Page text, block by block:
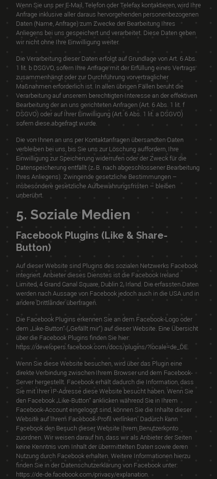
Wenn Sie uns per E-Mail, Telefon oder Telefax kontaktieren, wird Ihre
Anfrage inklusive aller daraus hervorgehenden personenbezogenen
Daten (Name, Anfrage) zum Zwecke der Bearbeitung Ihres
Anliegens bei uns gespeichert und verarbeitet. Diese Daten geben
wir nicht ohne Ihre Einwilligung weiter.
Die Verarbeitung dieser Daten erfolgt auf Grundlage von Art. 6 Abs.
1 lit. b DSGVO, sofern Ihre Anfrage mit der Erfüllung eines Vertrags
zusammenhängt oder zur Durchführung vorvertraglicher
Maßnahmen erforderlich ist. In allen übrigen Fällen beruht die
Verarbeitung auf unserem berechtigten Interesse an der effektiven
Bearbeitung der an uns gerichteten Anfragen (Art. 6 Abs. 1 lit. f
DSGVO) oder auf Ihrer Einwilligung (Art. 6 Abs. 1 lit. a DSGVO)
sofern diese abgefragt wurde.
Die von Ihnen an uns per Kontaktanfragen übersandten Daten
verbleiben bei uns, bis Sie uns zur Löschung auffordern, Ihre
Einwilligung zur Speicherung widerrufen oder der Zweck für die
Datenspeicherung entfällt (z. B. nach abgeschlossener Bearbeitung
Ihres Anliegens). Zwingende gesetzliche Bestimmungen –
insbesondere gesetzliche Aufbewahrungsfristen – bleiben
unberührt.
5. Soziale Medien
Facebook Plugins (Like & Share-
Button)
Auf dieser Website sind Plugins des sozialen Netzwerks Facebook
integriert. Anbieter dieses Dienstes ist die Facebook Ireland
Limited, 4 Grand Canal Square, Dublin 2, Irland. Die erfassten Daten
werden nach Aussage von Facebook jedoch auch in die USA und in
andere Drittländer übertragen.
Die Facebook Plugins erkennen Sie an dem Facebook-Logo oder
dem „Like-Button“ („Gefällt mir“) auf dieser Website. Eine Übersicht
über die Facebook Plugins finden Sie hier:
https://developers.facebook.com/docs/plugins/?locale=de_DE.
Wenn Sie diese Website besuchen, wird über das Plugin eine
direkte Verbindung zwischen Ihrem Browser und dem Facebook-
Server hergestellt. Facebook erhält dadurch die Information, dass
Sie mit Ihrer IP-Adresse diese Website besucht haben. Wenn Sie
den Facebook „Like-Button“ anklicken während Sie in Ihrem
Facebook-Account eingeloggt sind, können Sie die Inhalte dieser
Website auf Ihrem Facebook-Profil verlinken. Dadurch kann
Facebook den Besuch dieser Website Ihrem Benutzerkonto
zuordnen. Wir weisen darauf hin, dass wir als Anbieter der Seiten
keine Kenntnis vom Inhalt der übermittelten Daten sowie deren
Nutzung durch Facebook erhalten. Weitere Informationen hierzu
finden Sie in der Datenschutzerklärung von Facebook unter:
https://de-de.facebook.com/privacy/explanation.